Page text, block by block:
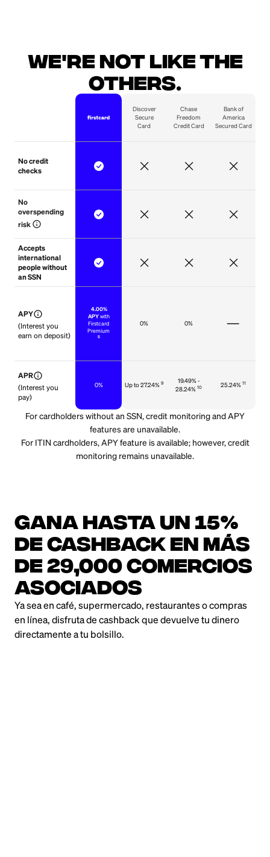
We're not like the
others.
No credit
checks
No
overspending
risk info
Accepts
international
people without
an SSN
APYinfo
(Interest you
earn on deposit)
APRinfo
(Interest you
pay)
4.00%
APYwith
Firstcard
Premium
5
0%
Discover
Secure
Card
0%
Up to 27.24% 9
Chase
Freedom
Credit Card
0%
19.49% -
28.24% 10
Bank of
America
Secured Card
25.24% 11
For cardholders without an SSN, credit monitoring and APY
features are unavailable.
For ITIN cardholders, APY feature is available; however, credit
monitoring remains unavailable.
GANA HASTA UN 15%
DE CASHBACK EN MÁS
DE 29,000 COMERCIOS
ASOCIADOS
Ya sea en café, supermercado, restaurantes o compras
en línea, disfruta de cashback que devuelve tu dinero
directamente a tu bolsillo.